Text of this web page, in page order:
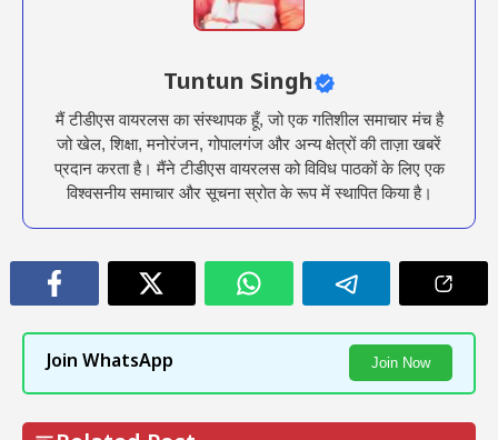
Tuntun Singh
मैं टीडीएस वायरलस का संस्थापक हूँ, जो एक गतिशील समाचार मंच है
जो खेल, शिक्षा, मनोरंजन, गोपालगंज और अन्य क्षेत्रों की ताज़ा खबरें
प्रदान करता है। मैंने टीडीएस वायरलस को विविध पाठकों के लिए एक
विश्वसनीय समाचार और सूचना स्रोत के रूप में स्थापित किया है।
Join WhatsApp Join Now